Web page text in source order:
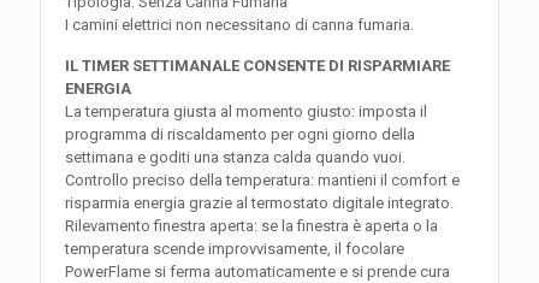
I camini elettrici non necessitano di canna fumaria.
IL TIMER SETTIMANALE CONSENTE DI RISPARMIARE
ENERGIA
La temperatura giusta al momento giusto: imposta il
programma di riscaldamento per ogni giorno della
settimana e goditi una stanza calda quando vuoi.
Controllo preciso della temperatura: mantieni il comfort e
risparmia energia grazie al termostato digitale integrato.
Rilevamento finestra aperta: se la finestra è aperta o la
temperatura scende improvvisamente, il focolare
PowerFlame si ferma automaticamente e si prende cura